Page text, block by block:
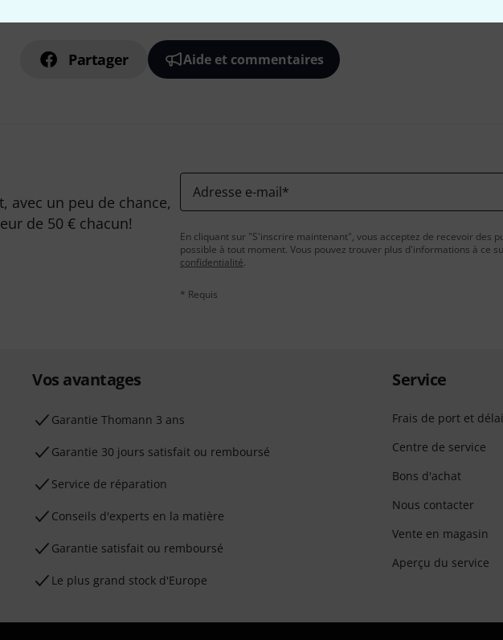
Partager Aide et commentaires
avec un peu de chance,
de 50 € chacun!
Adresse e-mail*
En cliquant sur "S'inscrire maintenant", vous acceptez de recevoir des
possible à tout moment. Vous pouvez trouver plus d'informations à ce
confidentialité.
* Requis
Vos avantages
Ga­ran­tie Thomann 3 ans
Garantie 30 jours satisfait ou remboursé
Service de réparation
Conseils d'experts en la matière
Garantie satisfait ou remboursé
Le plus grand stock d'Europe
Service
Frais de port et
Centre de service
Bons d'achat
Nous contacter
Vente en magasin
Aperçu du service